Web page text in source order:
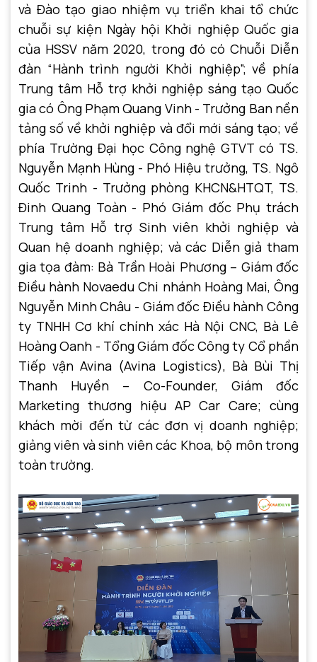
và Đào tạo giao nhiệm vụ triển khai tổ chức
chuỗi sự kiện Ngày hội Khởi nghiệp Quốc gia
của HSSV năm 2020, trong đó có Chuỗi Diễn
đàn “Hành trình người Khởi nghiệp”; về phía
Trung tâm Hỗ trợ khởi nghiệp sáng tạo Quốc
gia có Ông Phạm Quang Vinh - Trưởng Ban nền
tảng số về khởi nghiệp và đổi mới sáng tạo; về
phía Trường Đại học Công nghệ GTVT có TS.
Nguyễn Mạnh Hùng - Phó Hiệu trưởng, TS. Ngô
Quốc Trinh - Trưởng phòng KHCN&HTQT, TS.
Đinh Quang Toàn - Phó Giám đốc Phụ trách
Trung tâm Hỗ trợ Sinh viên khởi nghiệp và
Quan hệ doanh nghiệp; và các Diễn giả tham
gia tọa đàm: Bà Trần Hoài Phương – Giám đốc
Điều hành Novaedu Chi nhánh Hoàng Mai, Ông
Nguyễn Minh Châu - Giám đốc Điều hành Công
ty TNHH Cơ khí chính xác Hà Nội CNC, Bà Lê
Hoàng Oanh - Tổng Giám đốc Công ty Cổ phần
Tiếp vận Avina (Avina Logistics), Bà Bùi Thị
Thanh Huyền – Co-Founder, Giám đốc
Marketing thương hiệu AP Car Care; cùng
khách mời đến từ các đơn vị doanh nghiệp;
giảng viên và sinh viên các Khoa, bộ môn trong
toàn trường.